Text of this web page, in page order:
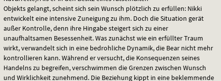
sollst
mich
lieben
Objekts gelangt, scheint sich sein Wunsch plötzlich zu erfüllen: Nikki
entwickelt eine intensive Zuneigung zu ihm. Doch die Situation gerät
außer Kontrolle, denn ihre Hingabe steigert sich zu einer
unaufhaltsamen Besessenheit. Was zunächst wie ein erfüllter Traum
wirkt, verwandelt sich in eine bedrohliche Dynamik, die Bear nicht mehr
kontrollieren kann. Während er versucht, die Konsequenzen seines
Handelns zu begreifen, verschwimmen die Grenzen zwischen Wunsch
und Wirklichkeit zunehmend. Die Beziehung kippt in eine beklemmende